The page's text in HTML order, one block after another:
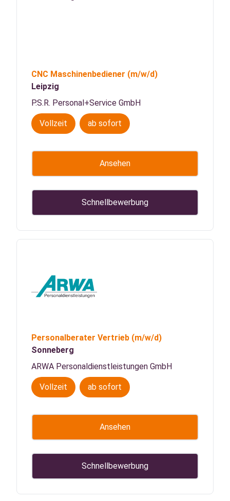
CNC Maschinenbediener (m/w/d)
Leipzig
P.S.R. Personal+Service GmbH
Vollzeit ab sofort
Ansehen
Schnellbewerbung
Personalberater Vertrieb (m/w/d)
Sonneberg
ARWA Personaldienstleistungen GmbH
Vollzeit ab sofort
Ansehen
Schnellbewerbung